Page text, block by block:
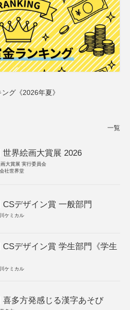
グ《2026年夏》
一覧
世界絵画大賞展 2026
大賞展 実行委員会
社世界堂
CSデザイン賞 一般部門
ケミカル
CSデザイン賞 学生部門《学生
ケミカル
喜多方発感じる漢字あそび